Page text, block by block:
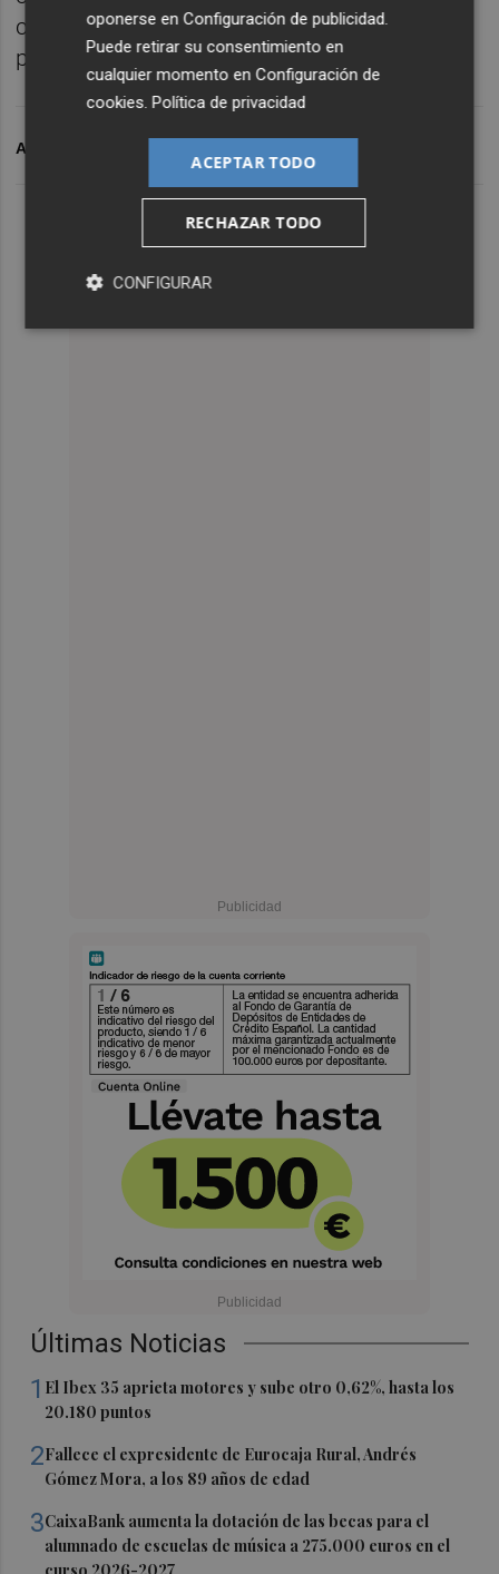
Últimas Noticias
1 El Ibex 35 aprieta motores y sube otro 0,62%, hasta los
20.180 puntos
2Fallece el expresidente de Eurocaja Rural, Andrés
Gómez Mora, a los 89 años de edad
3CaixaBank aumenta la dotación de las becas para el
alumnado de escuelas de música a 275.000 euros en el
consumo energético, movilidad y
productividad entre la población".
ARCHIVADO EN
oponerse enConfiguración de publicidad.
Puede retirar su consentimiento en
cualquier momento enConfiguración de
cookies.Política de privacidad
ACEPTAR TODO
RECHAZAR TODO
CONFIGURAR